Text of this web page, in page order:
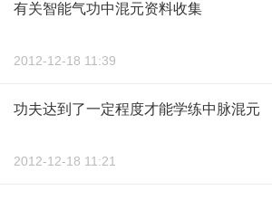
有关智能气功中混元资料收集
2012-12-18 11:39
功夫达到了一定程度才能学练中脉混元
2012-12-18 11:21